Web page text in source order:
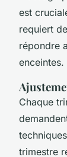
est
requiert
répondre
enceintes.
Chaque
trimestre